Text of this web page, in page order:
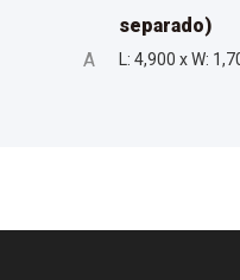
separado)
A
L: 4,900 x W: